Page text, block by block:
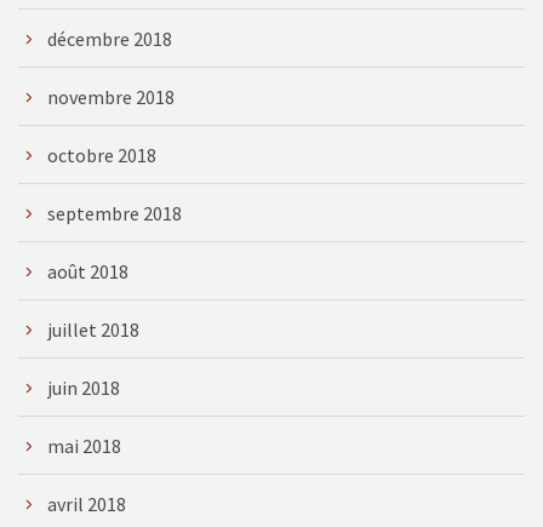
décembre 2018
novembre 2018
octobre 2018
septembre 2018
août 2018
juillet 2018
juin 2018
mai 2018
avril 2018